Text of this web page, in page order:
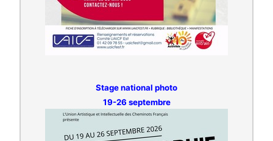
Stage national photo
19-26 septembre